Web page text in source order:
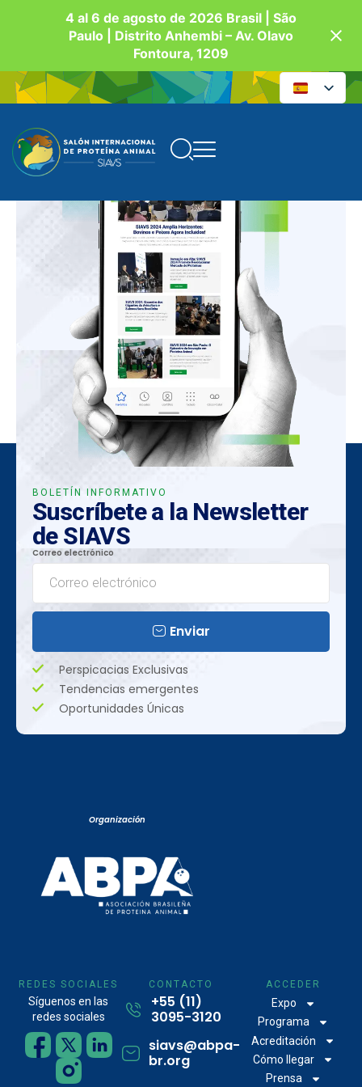
4 al 6 de agosto de 2026 Brasil | São
Paulo | Distrito Anhembi – Av. Olavo
Fontoura, 1209
BOLETÍN INFORMATIVO
Suscríbete a la Newsletter
de SIAVS
Correo electrónico
Enviar
Perspicacias Exclusivas
Tendencias emergentes
Oportunidades Únicas
Organización
REDES SOCIALES
Síguenos en las
redes sociales
CONTACTO
+55 (11)
3095-3120
siavs@abpa-
br.org
ACCEDER
Expo
Programa
Acreditación
Cómo llegar
Prensa